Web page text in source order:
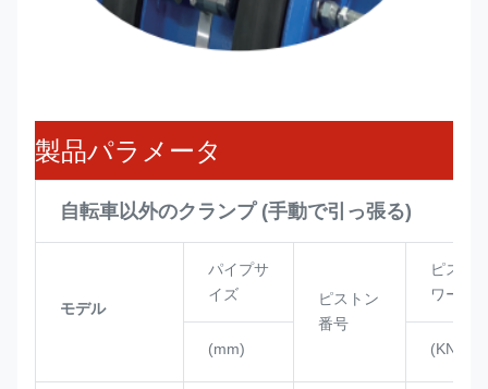
製品パラメータ
自転車以外のクランプ (手動で引っ張る)
モデル
パイプサ
イズ
ピストン
番号
ピスト
ワー
(mm) (KN)